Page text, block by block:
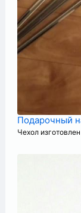
Подарочный
Чехол